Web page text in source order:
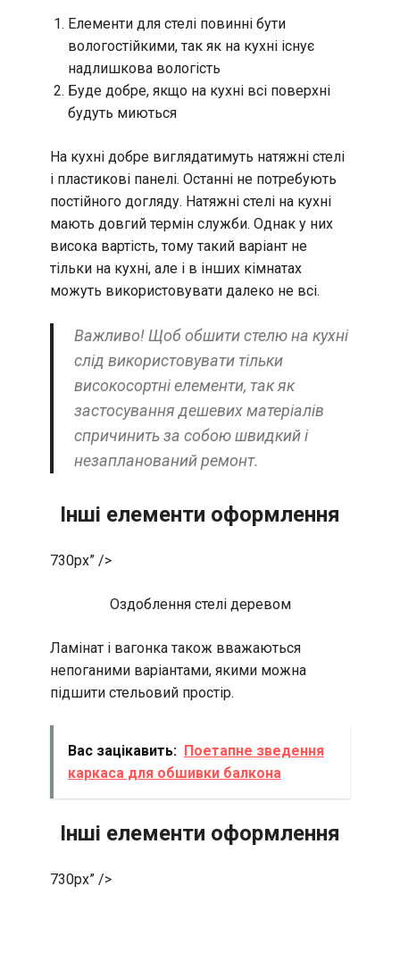
Елементи для стелі повинні бути
вологостійкими, так як на кухні існує
надлишкова вологість
Буде добре, якщо на кухні всі поверхні
будуть миються
На кухні добре виглядатимуть натяжні стелі
і пластикові панелі. Останні не потребують
постійного догляду. Натяжні стелі на кухні
мають довгий термін служби. Однак у них
висока вартість, тому такий варіант не
тільки на кухні, але і в інших кімнатах
можуть використовувати далеко не всі.
Важливо! Щоб обшити стелю на кухні
слід використовувати тільки
високосортні елементи, так як
застосування дешевих матеріалів
спричинить за собою швидкий і
незапланований ремонт.
Інші елементи оформлення
730px” />
Оздоблення стелі деревом
Ламінат і вагонка також вважаються
непоганими варіантами, якими можна
підшити стельовий простір.
Вас зацікавить: Поетапне зведення
каркаса для обшивки балкона
Інші елементи оформлення
730px” />